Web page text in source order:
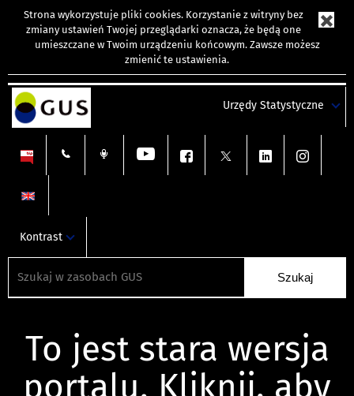
Strona wykorzystuje pliki cookies. Korzystanie z witryny bez
zmiany ustawień Twojej przeglądarki oznacza, że będą one
umieszczane w Twoim urządzeniu końcowym. Zawsze możesz
zmienić te ustawienia.
Urzędy Statystyczne
Kontrast
To jest stara wersja
portalu. Kliknij, aby